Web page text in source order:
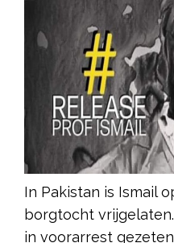
In Pakistan is Ismail
borgtocht
in voorarrest